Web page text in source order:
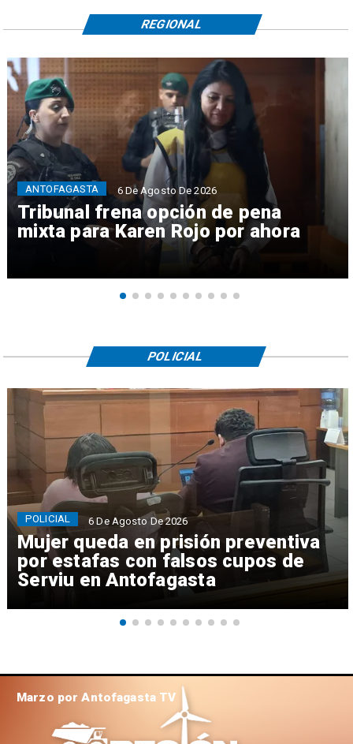
Tribunal frena opción de pena
mixta para Karen Rojo por ahora
ANTOFAGASTA 6 De Agosto De 2026
REGIONAL
Mujer queda en prisión preventiva
por estafas con falsos cupos de
Serviu en Antofagasta
POLICIAL 6 De Agosto De 2026
POLICIAL
Marzo por Antofagasta TV